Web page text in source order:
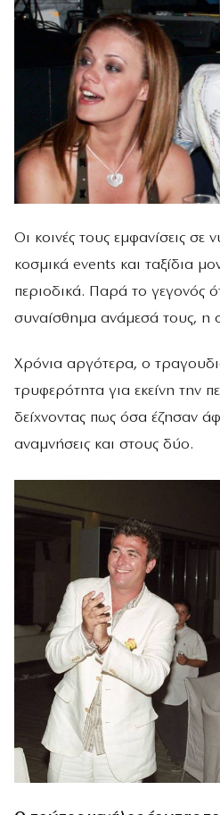
Οι κοινές τους εμφανίσεις σε
κοσμικά events και ταξίδια
περιοδικά. Παρά το γεγονός
συναίσθημα ανάμεσά τους, η
Χρόνια αργότερα, ο
τρυφερότητα για εκείνη την
δείχνοντας πως όσα έζησαν
αναμνήσεις και στους δύο.